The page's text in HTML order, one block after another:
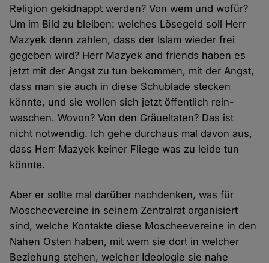
Religion gekidnappt werden? Von wem und wofür?
Um im Bild zu bleiben: welches Löse­geld soll Herr
Mazyek denn zahlen, dass der Islam wieder frei
gegeben wird? Herr Mazyek and friends haben es
jetzt mit der Angst zu tun bekommen, mit der Angst,
dass man sie auch in diese Schublade stecken
könnte, und sie wollen sich jetzt öffent­lich rein­
waschen. Wovon? Von den Gräuel­taten? Das ist
nicht not­wendig. Ich gehe durchaus mal davon aus,
dass Herr Mazyek keiner Fliege was zu leide tun
könnte.
Aber er sollte mal darüber nach­denken, was für
Moschee­vereine in seinem Zentral­rat organisiert
sind, welche Kontakte diese Moschee­vereine in den
Nahen Osten haben, mit wem sie dort in welcher
Beziehung stehen, welcher Ideologie sie nahe